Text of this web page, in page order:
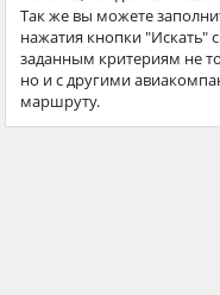
Так же вы можете
нажатия кнопки "Искать"
заданным критериям не
но и с другими
маршруту.